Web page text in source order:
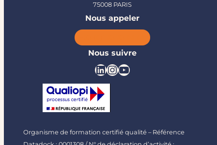
75008 PARIS
Nous appeler
Nous suivre
Organisme de formation certifié qualité – Référence